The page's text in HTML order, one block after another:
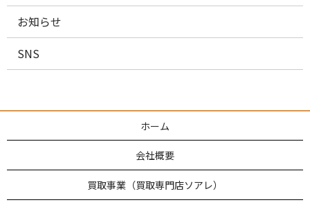
お知らせ
SNS
ホーム
会社概要
買取事業（買取専門店ソアレ）